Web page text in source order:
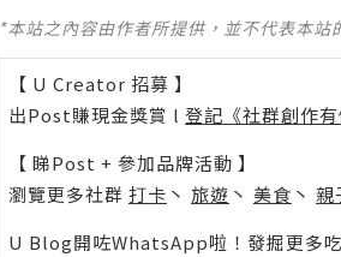
*本站之內容由作者所提供，並不代表本
【 U Creator 招募 】
出Post賺現金獎賞 l 登記《社群創作有
【 睇Post + 參加品牌活動 】
瀏覽更多社群 打卡 丶 旅遊 丶 美食 丶 親
U Blog開咗WhatsApp啦！發掘更多吃